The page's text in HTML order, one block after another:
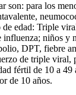
son: para los
edad: Triple
influenza; niños y
DPT, fiebre
de triple viral,
fértil de 10 a
de 10 años.